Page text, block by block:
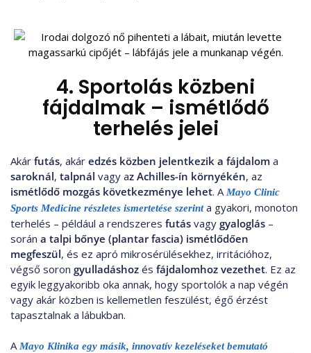
4. Sportolás közbeni
fájdalmak – ismétlődő
terhelés jelei
Akár futás, akár edzés közben jelentkezik a fájdalom a
saroknál, talpnál vagy az Achilles-ín környékén, az
ismétlődő mozgás következménye lehet. A Mayo Clinic
Sports Medicine részletes ismertetése szerinta gyakori, monoton
terhelés – például a rendszeres futás vagy gyaloglás –
során a talpi bőnye (plantar fascia) ismétlődően
megfeszül, és ez apró mikrosérülésekhez, irritációhoz,
végső soron gyulladáshoz és fájdalomhoz vezethet. Ez az
egyik leggyakoribb oka annak, hogy sportolók a nap végén
vagy akár közben is kellemetlen feszülést, égő érzést
tapasztalnak a lábukban.
A Mayo Klinika egy másik, innovatív kezeléseket bemutató